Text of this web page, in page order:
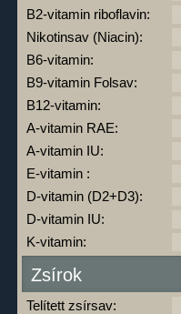
B2-vitamin riboflavin:
Nikotinsav (Niacin):
B6-vitamin:
B9-vitamin Folsav:
B12-vitamin:
A-vitamin RAE:
A-vitamin IU:
E-vitamin :
D-vitamin (D2+D3):
D-vitamin IU:
K-vitamin:
Zsírok
Telített zsírsav: